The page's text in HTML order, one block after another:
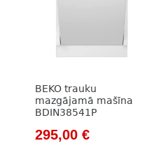
BEKO trauku
mazgājamā mašīna
BDIN38541P
Original
295,00 €Current